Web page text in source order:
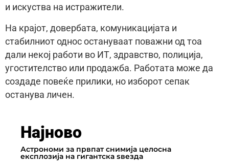
и искуства на истражители.
На крајот, довербата, комуникацијата и
стабилниот однос остануваат поважни од тоа
дали некој работи во ИТ, здравство, полиција,
угостителство или продажба. Работата може да
создаде повеќе прилики, но изборот сепак
останува личен.
Најново
Астрономи за првпат снимија целосна
експлозија на гигантска ѕвезда